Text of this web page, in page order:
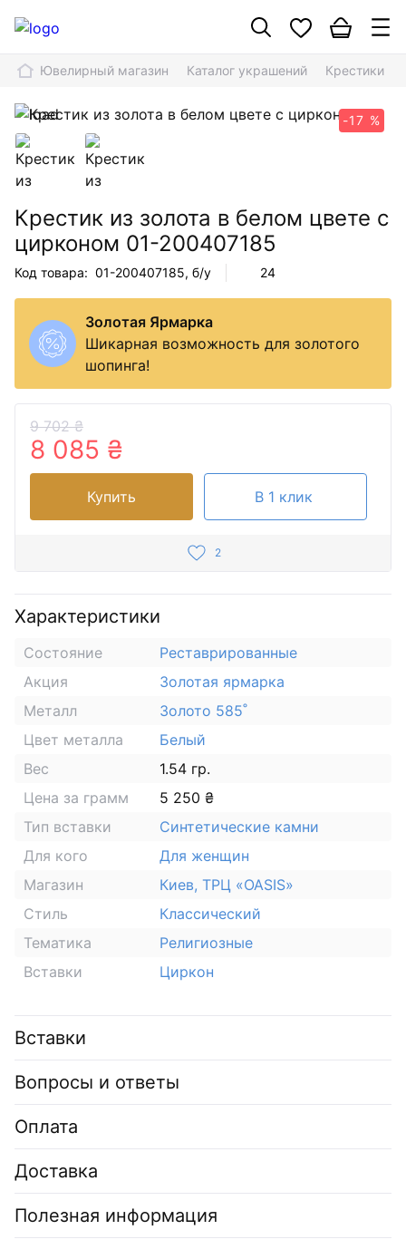
Ювелирный магазин Каталог украшений Крестики
-17 %
Крестик из золота в белом цвете с
цирконом 01-200407185
Код товара: 01-200407185, б/у 24
Золотая Ярмарка
Шикарная возможность для золотого
шопинга!
9 702 ₴
8 085 ₴
Купить В 1 клик
2
Характеристики
Состояние
Реставрированные
Акция
Золотая ярмарка
Металл
Золото 585˚
Цвет металла
Белый
Вес
1.54 гр.
Цена за грамм
5 250 ₴
Тип вставки
Синтетические камни
Для кого
Для женщин
Магазин
Киев, ТРЦ «OASIS»
Стиль
Классический
Тематика
Религиозные
Вставки
Циркон
Вставки
Вопросы и ответы
Оплата
Доставка
Полезная информация